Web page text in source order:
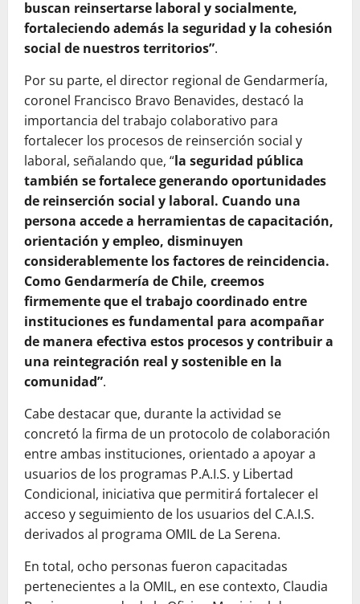
buscan reinsertarse laboral y socialmente,
fortaleciendo además la seguridad y la cohesión
social de nuestros territorios”.
Por su parte, el director regional de Gendarmería,
coronel Francisco Bravo Benavides, destacó la
importancia del trabajo colaborativo para
fortalecer los procesos de reinserción social y
laboral, señalando que, “la seguridad pública
también se fortalece generando oportunidades
de reinserción social y laboral. Cuando una
persona accede a herramientas de capacitación,
orientación y empleo, disminuyen
considerablemente los factores de reincidencia.
Como Gendarmería de Chile, creemos
firmemente que el trabajo coordinado entre
instituciones es fundamental para acompañar
de manera efectiva estos procesos y contribuir a
una reintegración real y sostenible en la
comunidad”.
Cabe destacar que, durante la actividad se
concretó la firma de un protocolo de colaboración
entre ambas instituciones, orientado a apoyar a
usuarios de los programas P.A.I.S. y Libertad
Condicional, iniciativa que permitirá fortalecer el
acceso y seguimiento de los usuarios del C.A.I.S.
derivados al programa OMIL de La Serena.
En total, ocho personas fueron capacitadas
pertenecientes a la OMIL, en ese contexto, Claudia